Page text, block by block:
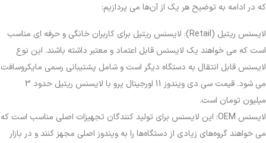
که در ادامه به توضیح هر یک از آن‌ها می پردازیم:
لایسنس ریتیل (Retail): لایسنس ریتیل برای کاربران خانگی و حرفه ای مناسب
است که می خواهند یک لایسنس قابل اعتماد و معتبر داشته باشند. این نوع
لایسنس قابل انتقال به دستگاه دیگر است و شامل پشتیبانی رسمی مایکروسافت
می شود. قیمت سی دی ویندوز 11 اورجینال پرو با لایسنس ریتیل حدود 3
میلیون تومان است.
لایسنس OEM: این لایسنس برای تولید کنندگان تجهیزات اصلی مناسب است که
می خواهند گروه‌های زیادی از دستگاه‌ها را به ویندوز اصلی مجهز کنند و در بازار